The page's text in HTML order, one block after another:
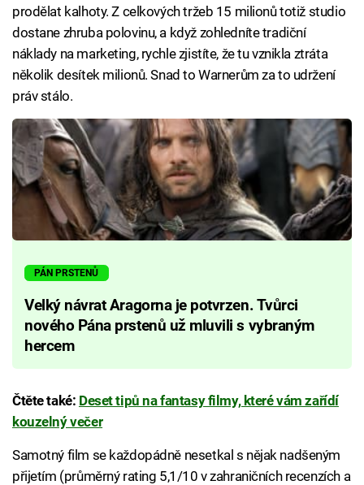
prodělat kalhoty. Z celkových tržeb 15 milionů totiž studio
dostane zhruba polovinu, a když zohledníte tradiční
náklady na marketing, rychle zjistíte, že tu vznikla ztráta
několik desítek milionů. Snad to Warnerům za to udržení
práv stálo.
PÁN PRSTENŮ
Velký návrat Aragorna je potvrzen. Tvůrci
nového Pána prstenů už mluvili s vybraným
hercem
Čtěte také: Deset tipů na fantasy filmy, které vám zařídí
kouzelný večer
Samotný film se každopádně nesetkal s nějak nadšeným
přijetím (průměrný rating 5,1/10 v zahraničních recenzích a